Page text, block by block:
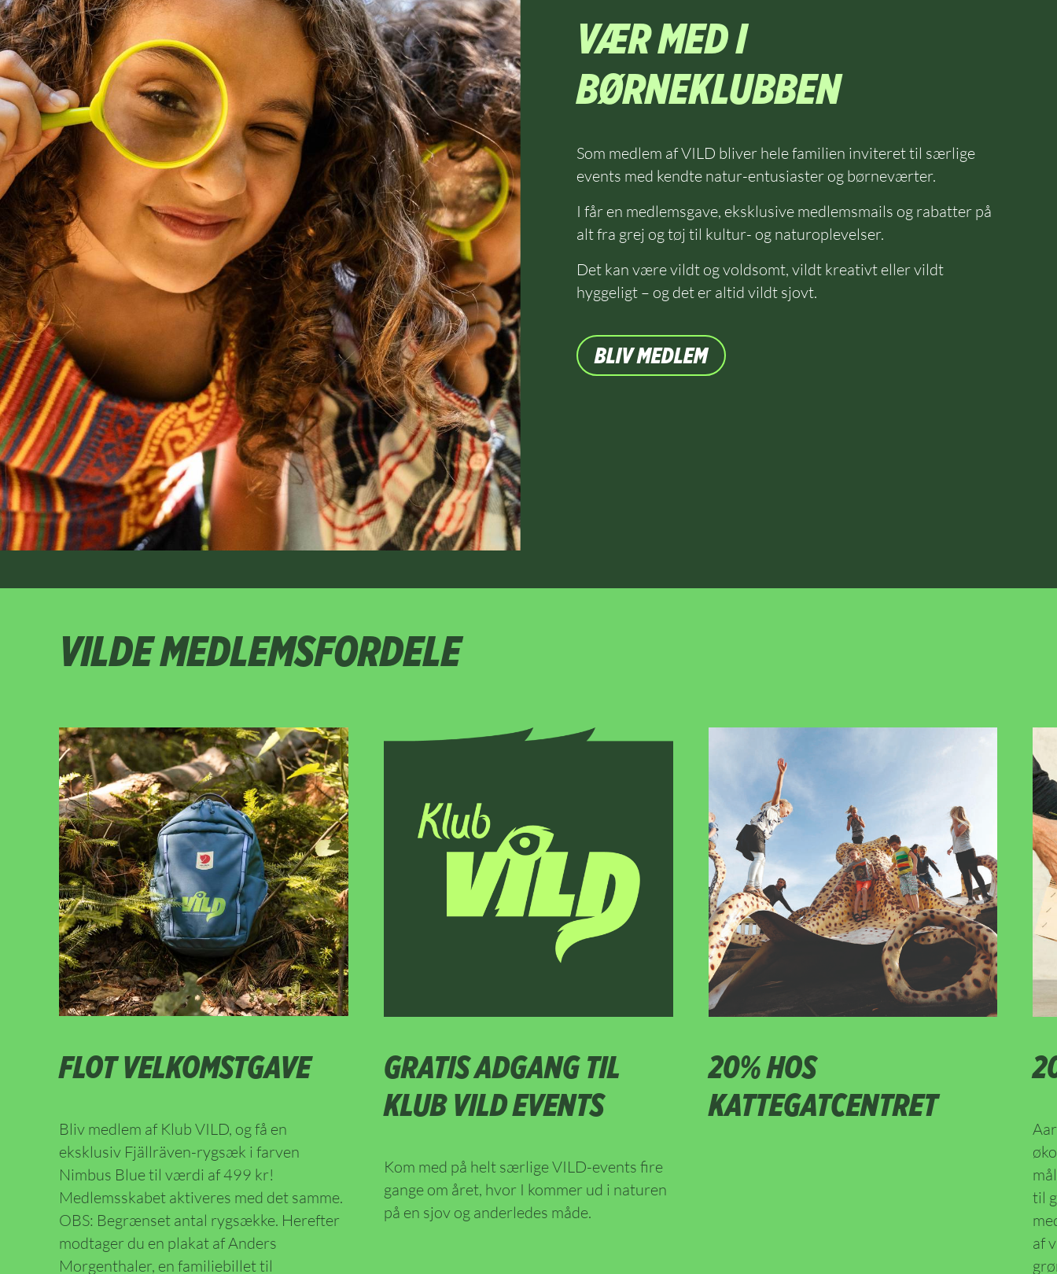
VÆR MED I
BØRNEKLUBBEN
Som medlem af VILD bliver hele familien inviteret til særlige
events med kendte natur-entusiaster og børneværter.
I får en medlemsgave, eksklusive medlemsmails og rabatter på
alt fra grej og tøj til kultur- og naturoplevelser.
Det kan være vildt og voldsomt, vildt kreativt eller vildt
hyggeligt – og det er altid vildt sjovt.
BLIV MEDLEM
VILDE MEDLEMSFORDELE
FLOT VELKOMSTGAVE
Bliv medlem af Klub VILD, og få en
eksklusiv Fjällräven-rygsæk i farven
Nimbus Blue til værdi af 499 kr!
Medlemsskabet aktiveres med det samme.
OBS: Begrænset antal rygsække. Herefter
modtager du en plakat af Anders
Morgenthaler, en familiebillet til
GRATIS ADGANG TIL
KLUB VILD EVENTS
Kom med på helt særlige VILD-events fire
gange om året, hvor I kommer ud i naturen
på en sjov og anderledes måde.
20% HOS
KATTEGATCENTRET
til
af